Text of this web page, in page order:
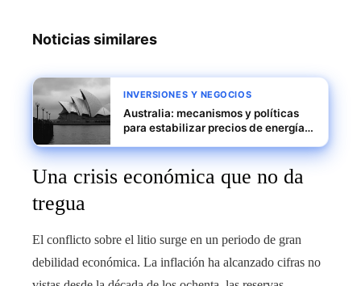
Noticias similares
INVERSIONES Y NEGOCIOS
Australia: mecanismos y políticas
para estabilizar precios de energía y
industrial
Una crisis económica que no da
tregua
El conflicto sobre el litio surge en un periodo de gran
debilidad económica. La inflación ha alcanzado cifras no